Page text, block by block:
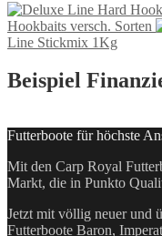
Hookbaits versch. Sorten
Line Stickmix 1Kg
Beispiel
Futterboote für höchste
Mit den Carp Royal
Markt, die in Punkto
Jetzt mit völlig neuer und
Futterboote Baron,